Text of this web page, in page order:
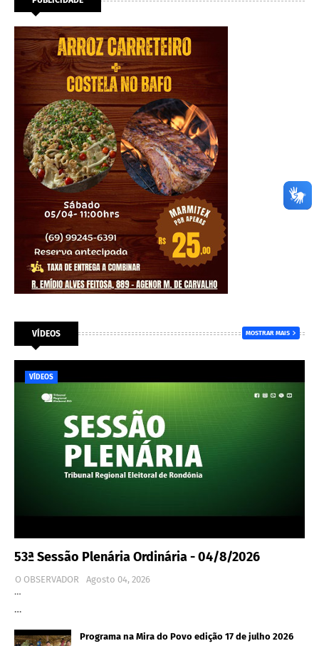
VÍDEOS MOSTRAR MAIS
VÍDEOS
53ª Sessão Plenária Ordinária - 04/8/2026
O OBSERVADOR
Agosto 04, 2026
…
…
Programa na Mira do Povo edição 17 de julho 2026